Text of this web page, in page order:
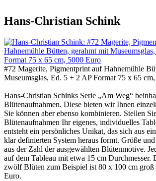
Hans-Christian Schink
#72 Magerite, Pigmentprint auf Hahnemühle
Museumsglas, Ed. 5 + 2 AP Format 75 x 65
Hans-Christian Schinks Serie „Am Weg“
Blütenaufnahmen. Diese bieten wir Ihnen
Sie können aber ebenso kombinieren. Stellen
Blütenaufnahmen Ihr eigenes, individuelles
entsteht ein persönliches Unikat, das sich aus
klar definierten System heraus formt. Größe und
aus der Zahl der ausgewählten Blütenmotive.
auf dem Tableau mit etwa 15 cm Durchmesser.
zwölf Blüten zum Beispiel ist 80 x 100 cm groß
Euro.